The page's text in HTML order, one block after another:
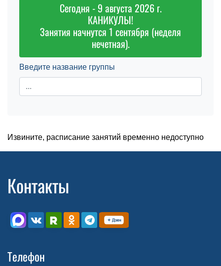
Сегодня - 9 августа 2026 г.
КАНИКУЛЫ!
Занятия начнутся 1 сентября (неделя
нечетная).
Введите название группы
Извините, расписание занятий временно недоступно
Контакты
Телефон